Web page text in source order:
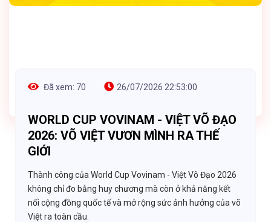
Đã xem: 70 26/07/2026 22:53:00
WORLD CUP VOVINAM - VIỆT VÕ ĐẠO
2026: VÕ VIỆT VƯƠN MÌNH RA THẾ
GIỚI
Thành công của World Cup Vovinam - Việt Võ Đạo 2026
không chỉ đo bằng huy chương mà còn ở khả năng kết
nối cộng đồng quốc tế và mở rộng sức ảnh hưởng của võ
Việt ra toàn cầu.